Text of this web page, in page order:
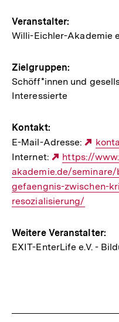
Veranstalter:
Willi-Eichler-Akademie
Zielgruppen:
Schöff*innen und
Interessierte
Kontakt:
E-Mail-Adresse:
Link:
Internet:
Externer
Link:
https://
akademie.de/
gefaengnis-zwischen-
resozialisierung/
Weitere Veranstalter:
EXIT-EnterLife e.V. -